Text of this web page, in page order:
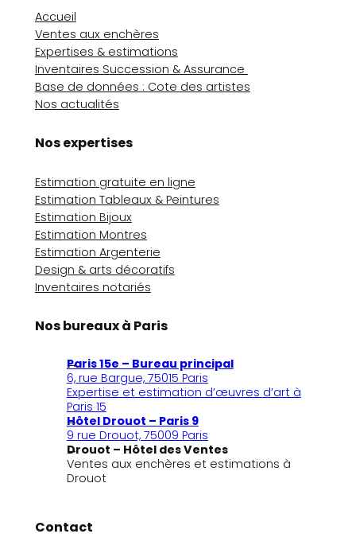
Accueil
Ventes aux enchères
Expertises & estimations
Inventaires Succession & Assurance
Base de données : Cote des artistes
Nos actualités
Nos expertises
Estimation gratuite en ligne
Estimation Tableaux & Peintures
Estimation Bijoux
Estimation Montres
Estimation Argenterie
Design & arts décoratifs
Inventaires notariés
Nos bureaux à Paris
Paris 15e – Bureau principal
6, rue Bargue, 75015 Paris
Expertise et estimation d’œuvres d’art à
Paris 15
Hôtel Drouot – Paris 9
9 rue Drouot, 75009 Paris
Drouot – Hôtel des Ventes
Ventes aux enchères et estimations à
Drouot
Contact